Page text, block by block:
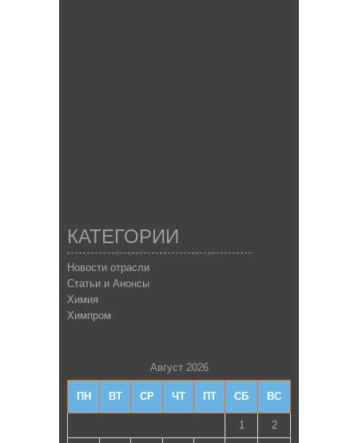
КАТЕГОРИИ
Новости отрасли
Статьи и Анонсы
Химия
Химпром
Август 2026
ПН ВТ СР ЧТ ПТ СБ ВС
1 2